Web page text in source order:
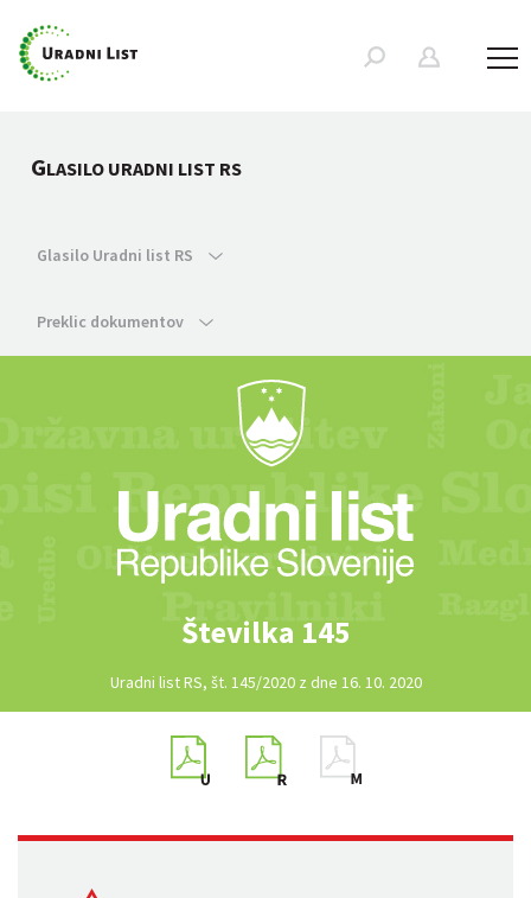
GLASILO URADNI LIST RS
Glasilo Uradni list RS
Preklic dokumentov
Številka 145
Uradni list RS, št. 145/2020 z dne 16. 10. 2020